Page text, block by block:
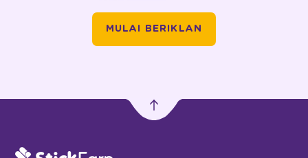
MULAI BERIKLAN